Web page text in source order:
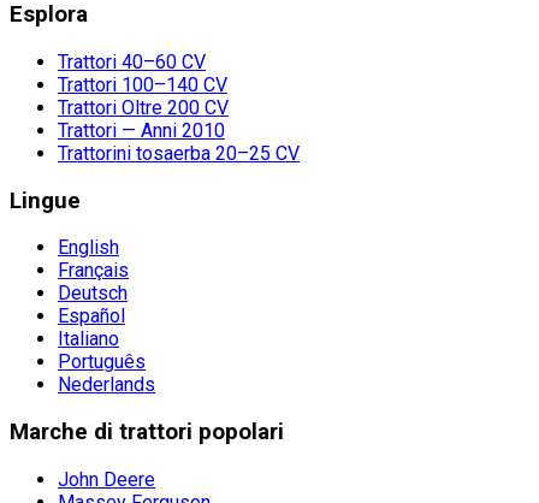
Esplora
Trattori 40–60 CV
Trattori 100–140 CV
Trattori Oltre 200 CV
Trattori — Anni 2010
Trattorini tosaerba 20–25 CV
Lingue
English
Français
Deutsch
Español
Italiano
Português
Nederlands
Marche di trattori popolari
John Deere